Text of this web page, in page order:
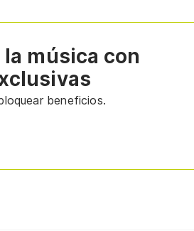
música con
beneficios.